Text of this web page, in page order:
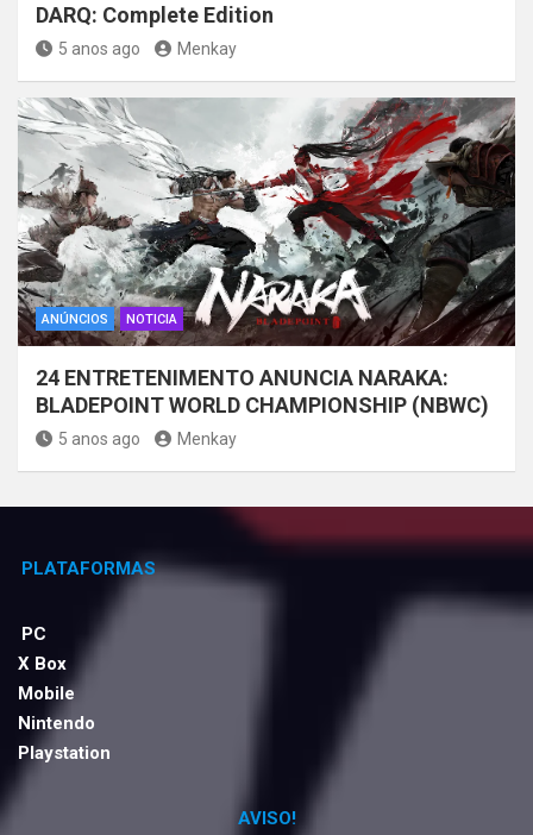
DARQ: Complete Edition
5 anos ago Menkay
ANÚNCIOS NOTICIA
24 ENTRETENIMENTO ANUNCIA NARAKA:
BLADEPOINT WORLD CHAMPIONSHIP (NBWC)
5 anos ago Menkay
PLATAFORMAS
PC
X Box
Mobile
Nintendo
Playstation
AVISO!